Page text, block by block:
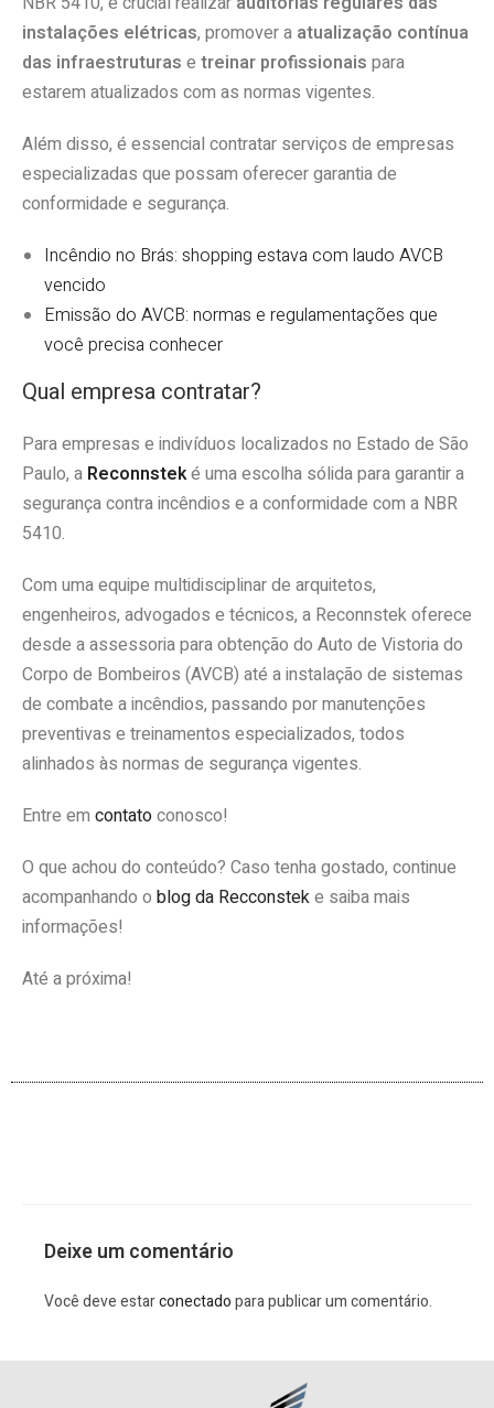
instalações elétricas, promover a atualização contínua
das infraestruturas e treinar profissionais para
estarem atualizados com as normas vigentes.
Além disso, é essencial contratar serviços de empresas
especializadas que possam oferecer garantia de
conformidade e segurança.
Incêndio no Brás: shopping estava com laudo AVCB
vencido
Emissão do AVCB: normas e regulamentações que
você precisa conhecer
Qual empresa contratar?
Para empresas e indivíduos localizados no Estado de São
Paulo, a Reconnsteké uma escolha sólida para garantir a
segurança contra incêndios e a conformidade com a NBR
5410.
Com uma equipe multidisciplinar de arquitetos,
engenheiros, advogados e técnicos, a Reconnstek oferece
desde a assessoria para obtenção do Auto de Vistoria do
Corpo de Bombeiros (AVCB) até a instalação de sistemas
de combate a incêndios, passando por manutenções
preventivas e treinamentos especializados, todos
alinhados às normas de segurança vigentes.
Entre em contatoconosco!
O que achou do conteúdo? Caso tenha gostado, continue
acompanhando o blog da Recconsteke saiba mais
informações!
Até a próxima!
Deixe um comentário
Você deve estarconectadopara publicar um comentário.